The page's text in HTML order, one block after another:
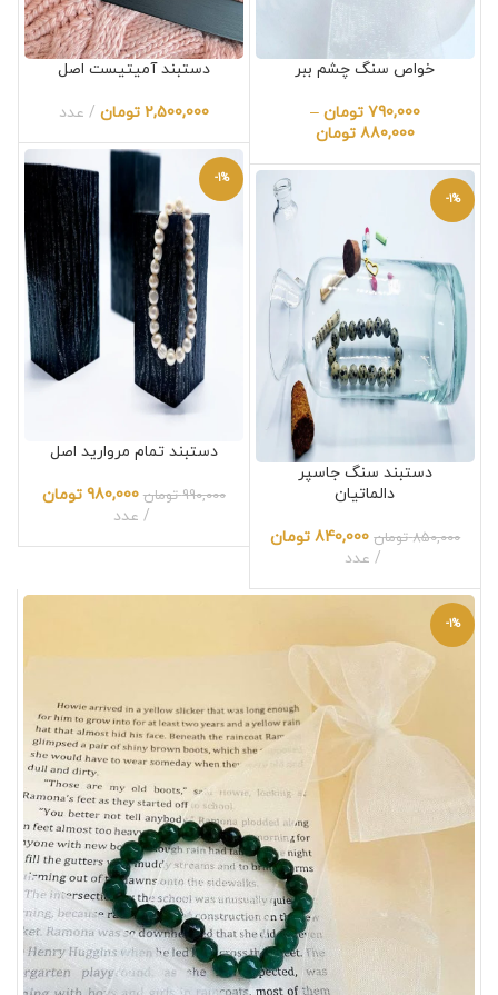
خواص سنگ چشم ببر
790,000 تومان –
880,000 تومان
دستبند آمیتیست اصل
2,500,000 تومان عدد
-1%
دستبند تمام مروارید اصل
990,000 تومان 980,000 تومان
عدد
-1%
دستبند سنگ جاسپر
دالماتیان
850,000 تومان 840,000 تومان
عدد
-1%